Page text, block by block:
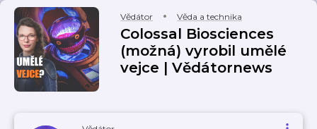
Vědátor Věda a technika
Colossal Biosciences
(možná) vyrobil umělé
vejce | Vědátornews